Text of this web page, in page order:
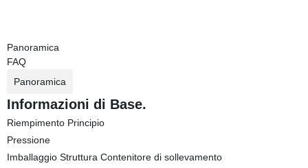
Panoramica
FAQ
Panoramica
Informazioni di Base.
Riempimento Principio
Pressione
Imballaggio Struttura Contenitore di sollevamento